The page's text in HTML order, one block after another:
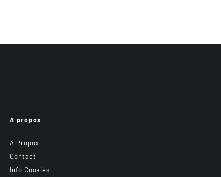
A propos
A Propos
Contact
Info Cookies